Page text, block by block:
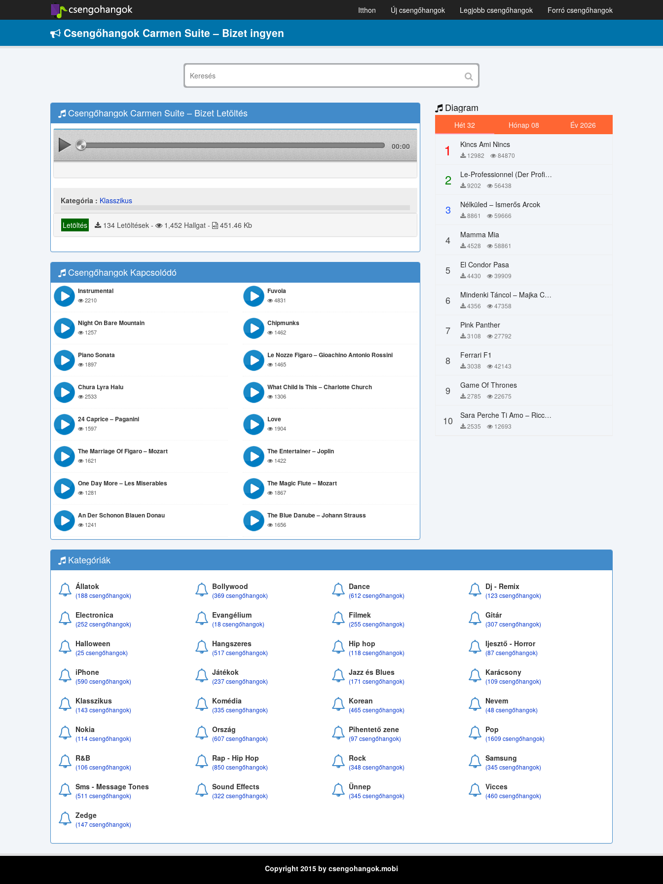
Itthon Új csengőhangok Legjobb csengőhangok Forró csengőhangok
Csengőhangok Carmen Suite – Bizet ingyen
Csengőhangok Carmen Suite – Bizet Letöltés
00:00
Kategória : Klasszikus
Letöltés 134 Letöltések - 1,452 Hallgat - 451.46 Kb
Csengőhangok Kapcsolódó
Instrumental
2210
Fuvola
4831
Night On Bare Mountain
1257
Chipmunks
1462
Piano Sonata
1897
Le Nozze Figaro – Gioachino Antonio Rossini
1465
Chura Lyra Halu
2533
What Child Is This – Charlotte Church
1306
24 Caprice – Paganini
1597
Love
1904
The Marriage Of Figaro – Mozart
1621
The Entertainer – Joplin
1422
One Day More – Les Miserables
1281
The Magic Flute – Mozart
1867
An Der Schonon Blauen Donau
1241
The Blue Danube – Johann Strauss
1656
Diagram
Hét 32 Hónap 08 Év 2026
1 Kincs Ami Nincs
12982 84870
2 Le-Professionnel (Der Profi) – Chi Mai
9202 56438
3 Nélküled – Ismerős Arcok
8861 59666
4 Mamma Mia
4528 58861
5 El Condor Pasa
4430 39909
6 Mindenki Táncol – Majka Curtis, Péter Majoros
4356 47358
7 Pink Panther
3108 27792
8 Ferrari F1
3038 42143
9 Game Of Thrones
2785 22675
10 Sara Perche Ti Amo – Ricchi E Poveri
2535 12693
Kategóriák
Állatok
(188 csengőhangok)
Bollywood
(369 csengőhangok)
Dance
(612 csengőhangok)
Dj - Remix
(123 csengőhangok)
Electronica
(252 csengőhangok)
Evangélium
(18 csengőhangok)
Filmek
(255 csengőhangok)
Gitár
(307 csengőhangok)
Halloween
(25 csengőhangok)
Hangszeres
(517 csengőhangok)
Hip hop
(118 csengőhangok)
Ijesztő - Horror
(87 csengőhangok)
iPhone
(590 csengőhangok)
Játékok
(237 csengőhangok)
Jazz és Blues
(171 csengőhangok)
Karácsony
(109 csengőhangok)
Klasszikus
(143 csengőhangok)
Komédia
(335 csengőhangok)
Korean
(465 csengőhangok)
Nevem
(48 csengőhangok)
Nokia
(114 csengőhangok)
Ország
(607 csengőhangok)
Pihentető zene
(97 csengőhangok)
Pop
(1609 csengőhangok)
R&B
(106 csengőhangok)
Rap - Hip Hop
(850 csengőhangok)
Rock
(348 csengőhangok)
Samsung
(345 csengőhangok)
Sms - Message Tones
(511 csengőhangok)
Sound Effects
(322 csengőhangok)
Ünnep
(345 csengőhangok)
Vicces
(460 csengőhangok)
Zedge
(147 csengőhangok)
Copyright 2015 by csengohangok.mobi